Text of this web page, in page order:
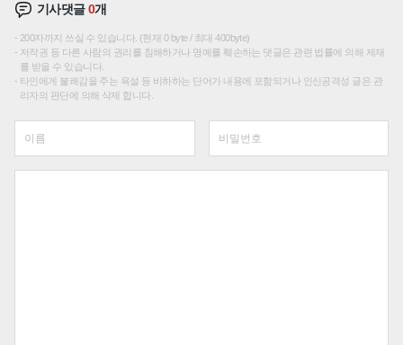
기사댓글0개
200자까지 쓰실 수 있습니다. (현재 0 byte / 최대 400byte)
저작권 등 다른 사람의 권리를 침해하거나 명예를 훼손하는 댓글은 관련 법률에 의해 제재
를 받을 수 있습니다.
타인에게 불쾌감을 주는 욕설 등 비하하는 단어가 내용에 포함되거나 인신공격성 글은 관
리자의 판단에 의해 삭제 합니다.